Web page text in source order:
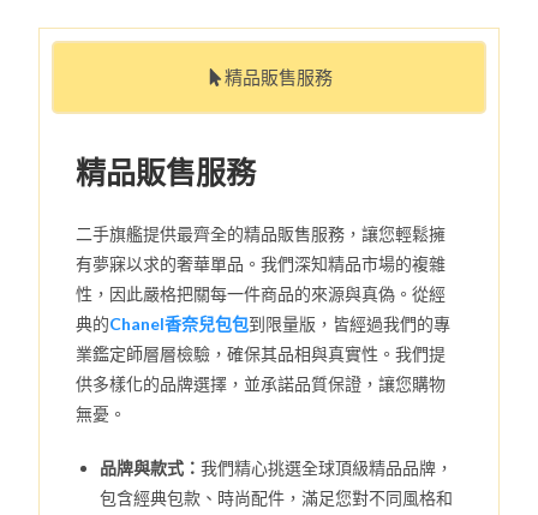
精品販售服務
精品販售服務
二手旗艦提供最齊全的精品販售服務，讓您輕鬆擁
有夢寐以求的奢華單品。我們深知精品市場的複雜
性，因此嚴格把關每一件商品的來源與真偽。從經
典的Chanel香奈兒包包到限量版，皆經過我們的專
業鑑定師層層檢驗，確保其品相與真實性。我們提
供多樣化的品牌選擇，並承諾品質保證，讓您購物
無憂。
品牌與款式：我們精心挑選全球頂級精品品牌，
包含經典包款、時尚配件，滿足您對不同風格和